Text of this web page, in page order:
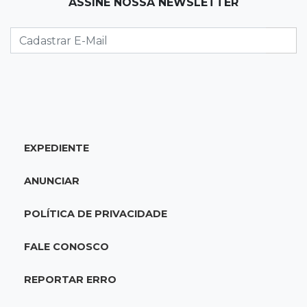
Um dia após matar companheira, homem se
entrega e acaba preso por feminicídio
Recém-nascida desaparecida foi entregue
estupros desde infância
EXPEDIENTE
ANUNCIAR
POLÍTICA DE PRIVACIDADE
FALE CONOSCO
REPORTAR ERRO